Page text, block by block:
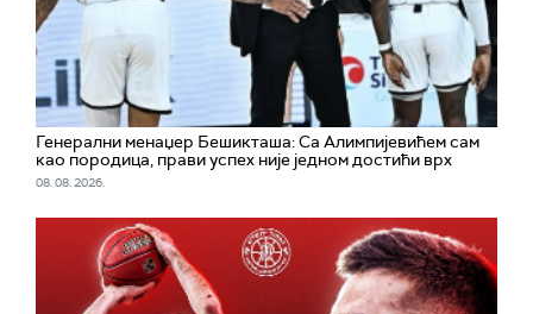
Генерални менаџер Бешикташа: Са Алимпијевићем сам
као породица, прави успех није једном достићи врх
08. 08. 2026.